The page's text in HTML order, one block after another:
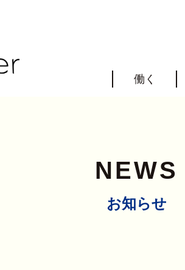
働く
NEWS
お知らせ